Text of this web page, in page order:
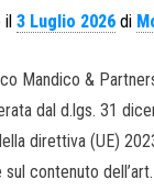
3 Luglio 2026di
Mandico &
dal d.lgs. 31
direttiva (UE)
contenuto